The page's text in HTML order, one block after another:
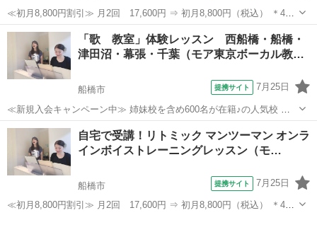
≪初月8,800円割引≫ 月2回 17,600円 ⇒ 初月8,800円（税込） ＊45
分の講座 ＊予約制となります 2008年開校後、首都圏にて延べ5000人
以上が受講したミュージカル特化のボイストレーニングレッスンが、
千葉 船橋市 ボーカル
「歌 教室」体験レッスン 西船橋・船橋・
津田沼・幕張・千葉（モア東京ボーカル教…
船橋市 提携サイト 7月25日
≪新規入会キャンペーン中≫ 姉妹校を含め600名が在籍♪の人気校 講
師が30名も所属♪ （いろんな講師から学べる！） たった30分の体験レ
ッスンで「歌のコツ」をお教えします♪ 今なら♪「体験レッスン 500
円！」 ＊3...
千葉 船橋市 ボーカル
自宅で受講！リトミック マンツーマン オンラ
インボイストレーニングレッスン（モ…
船橋市 提携サイト 7月25日
≪初月8,800円割引≫ 月2回 17,600円 ⇒ 初月8,800円（税込） ＊45